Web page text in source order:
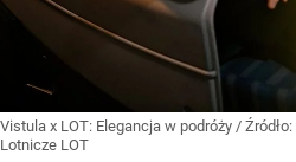
Vistula x LOT: Elegancja w podróży / Źródło:
Lotnicze LOT